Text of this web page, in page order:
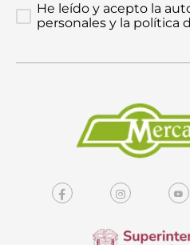
He leído y acepto la
personales y la política